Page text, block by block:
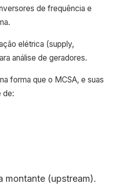
de frequência e
elétrica (supply,
análise de geradores.
forma que o MCSA, e suas
de:
montante (upstream).